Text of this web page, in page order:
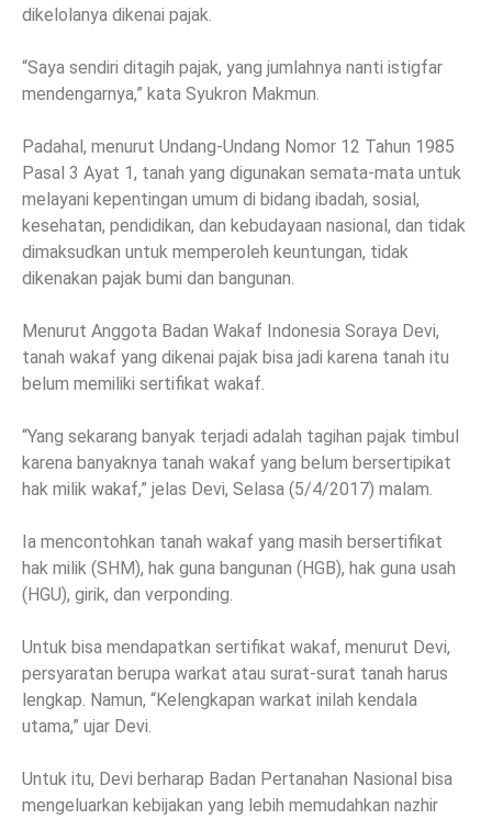
dikelolanya dikenai pajak.
“Saya sendiri ditagih pajak, yang jumlahnya nanti istigfar
mendengarnya,” kata Syukron Makmun.
Padahal, menurut Undang-Undang Nomor 12 Tahun 1985
Pasal 3 Ayat 1, tanah yang digunakan semata-mata untuk
melayani kepentingan umum di bidang ibadah, sosial,
kesehatan, pendidikan, dan kebudayaan nasional, dan tidak
dimaksudkan untuk memperoleh keuntungan, tidak
dikenakan pajak bumi dan bangunan.
Menurut Anggota Badan Wakaf Indonesia Soraya Devi,
tanah wakaf yang dikenai pajak bisa jadi karena tanah itu
belum memiliki sertifikat wakaf.
“Yang sekarang banyak terjadi adalah tagihan pajak timbul
karena banyaknya tanah wakaf yang belum bersertipikat
hak milik wakaf,” jelas Devi, Selasa (5/4/2017) malam.
Ia mencontohkan tanah wakaf yang masih bersertifikat
hak milik (SHM), hak guna bangunan (HGB), hak guna usah
(HGU), girik, dan verponding.
Untuk bisa mendapatkan sertifikat wakaf, menurut Devi,
persyaratan berupa warkat atau surat-surat tanah harus
lengkap. Namun, “Kelengkapan warkat inilah kendala
utama,” ujar Devi.
Untuk itu, Devi berharap Badan Pertanahan Nasional bisa
mengeluarkan kebijakan yang lebih memudahkan nazhir